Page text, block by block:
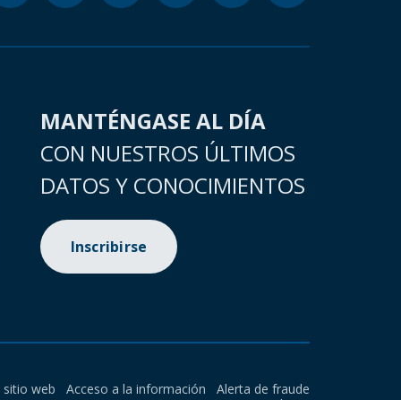
MANTÉNGASE AL DÍA
CON NUESTROS ÚLTIMOS
DATOS Y CONOCIMIENTOS
Inscribirse
sitio web Acceso a la información
Alerta de fraude